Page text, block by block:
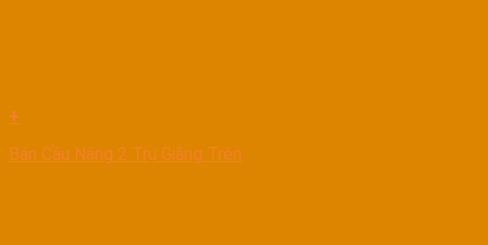
+
Bán Cầu Nâng 2 Trụ Giằng Trên